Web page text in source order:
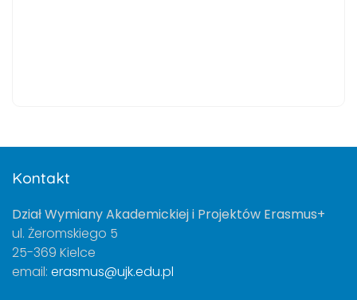
Kontakt
Dział Wymiany Akademickiej i Projektów Erasmus+
ul. Żeromskiego 5
25-369 Kielce
email: erasmus@ujk.edu.pl